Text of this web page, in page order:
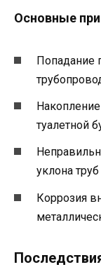
Основные
Попадание
туалетной
уклона труб
Коррозия